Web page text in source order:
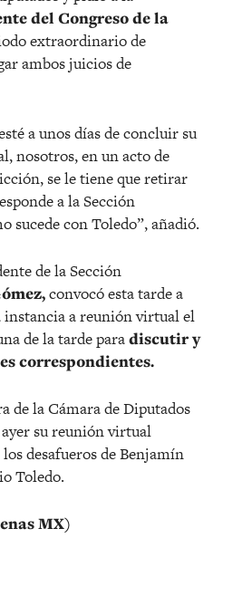
del Congreso de la
extraordinario de
ambos juicios de
a unos días de concluir su
nosotros, en un acto de
se le tiene que retirar
a la Sección
sucede con Toledo”, añadió.
de la Sección
convocó esta tarde a
instancia a reunión virtual el
de la tarde paradiscutir y
correspondientes.
de la Cámara de Diputados
su reunión virtual
desafueros de Benjamín
Toledo.
MX)